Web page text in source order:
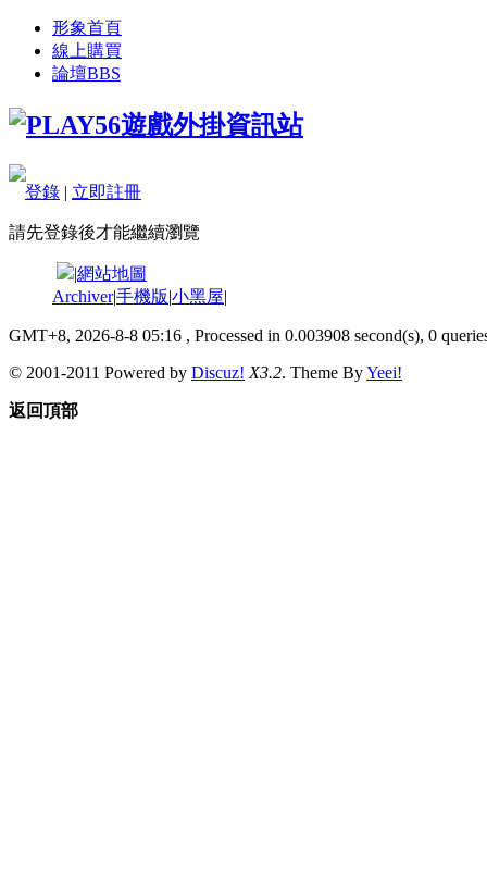
形象首頁
線上購買
論壇BBS
登錄 | 立即註冊
請先登錄後才能繼續瀏覽
|網站地圖
Archiver|手機版|小黑屋|
GMT+8, 2026-8-8 05:16 , Processed in 0.003908 second(s), 0
© 2001-2011 Powered by Discuz! X3.2. Theme ByYeei!
返回頂部